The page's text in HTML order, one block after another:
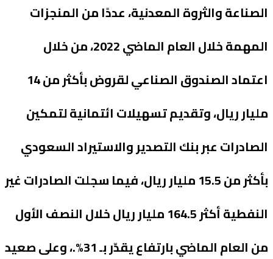
الصناعة والثروة المعدنية، عددًا من المنجزات
المهمة خلال العام الماضي 2022، من خلال
اعتماد الصندوق الصناعي لقروض بأكثر من 14
مليار ريال، وتقديم تسهيلات ائتمانية لتمكين
الصادرات عبر بنك التصدير والاستيراد السعودي
بأكثر من 15.5 مليار ريال، فيما سجلت الصادرات غير
النفطية أكثر 164.5 مليار ريال خلال النصف الأول
من العام الماضي بارتفاع يقدّر بـ 31%.، وعلى صعيد